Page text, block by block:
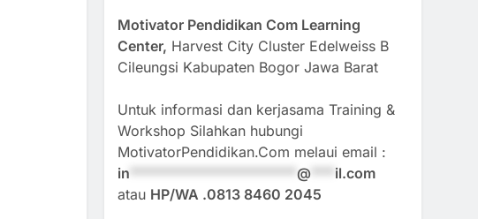
Motivator Pendidikan Com Learning
Center, Harvest City Cluster Edelweiss B
Cileungsi Kabupaten Bogor Jawa Barat
Untuk informasi dan kerjasama Training &
Workshop Silahkan hubungi
MotivatorPendidikan.Com melaui email :
in *********************@
il.com
atau HP/WA .0813 8460 2045